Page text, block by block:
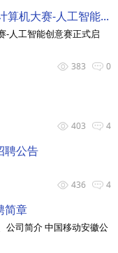
算机大赛-人工智能...
-人工智能创意赛正式启
0
383
4
403
聘公告
4
436
简章
公司简介 中国移动安徽公